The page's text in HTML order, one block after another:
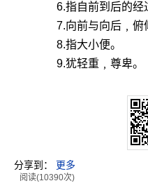
6.指自前到后的经
7.向前与向后﹐俯
8.指大小便。
9.犹轻重﹐尊卑。
分享到： 更多
阅读(10390次)